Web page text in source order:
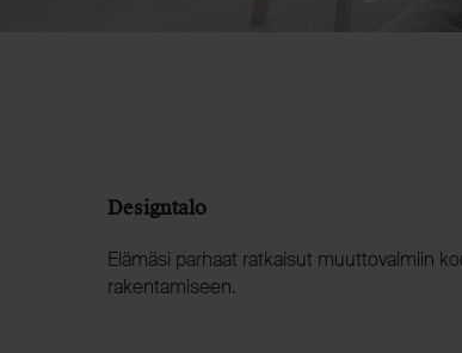
Designtalo
Elämäsi parhaat ratkaisut muuttovalmiin
rakentamiseen.